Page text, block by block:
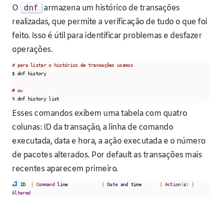
O dnf armazena um histórico de transações
realizadas, que permite a verificação de tudo o que foi
feito. Isso é útil para identificar problemas e desfazer
operações.
# para listar o histórico de transações usamos
$ dnf history
# ou
$ dnf history list
Esses comandos exibem uma tabela com quatro
colunas: ID da transação, a linha de comando
executada, data e hora, a ação executada e o número
de pacotes alterados. Por default as transações mais
recentes aparecem primeiro.
ID | Command line | Date and time | Action(s)
|
Altered